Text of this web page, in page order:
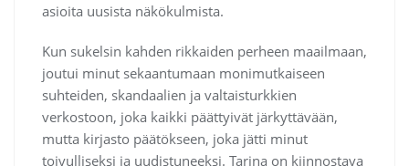
asioita uusista näkökulmista.
Kun sukelsin kahden rikkaiden perheen maailmaan,
joutui minut sekaantumaan monimutkaiseen
suhteiden, skandaalien ja valtaisturkkien
verkostoon, joka kaikki päättyivät järkyttävään,
mutta kirjasto päätökseen, joka jätti minut
toivulliseksi ja uudistuneeksi. Tarina on kiinnostava